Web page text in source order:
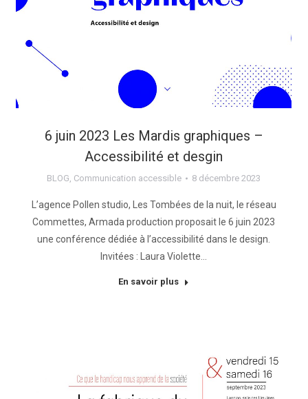
6 juin 2023 Les Mardis graphiques –
Accessibilité et desgin
BLOG, Communication accessible 8 décembre 2023
L’agence Pollen studio, Les Tombées de la nuit, le réseau
Commettes, Armada production proposait le 6 juin 2023
une conférence dédiée à l’accessibilité dans le design.
Invitées : Laura Violette…
En savoir plus